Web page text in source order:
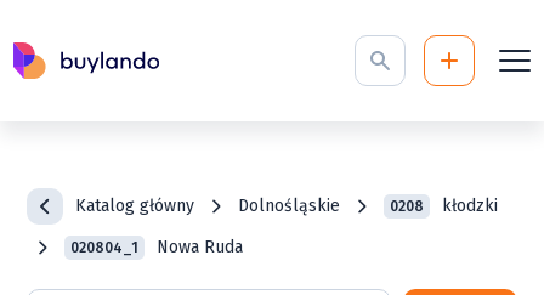
Katalog główny Dolnośląskie 0208 kłodzki
020804_1 Nowa Ruda